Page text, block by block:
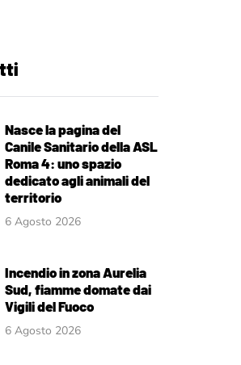
Nasce la pagina del
Canile Sanitario della ASL
Roma 4: uno spazio
dedicato agli animali del
territorio
6 Agosto 2026
Incendio in zona Aurelia
Sud, fiamme domate dai
Vigili del Fuoco
6 Agosto 2026